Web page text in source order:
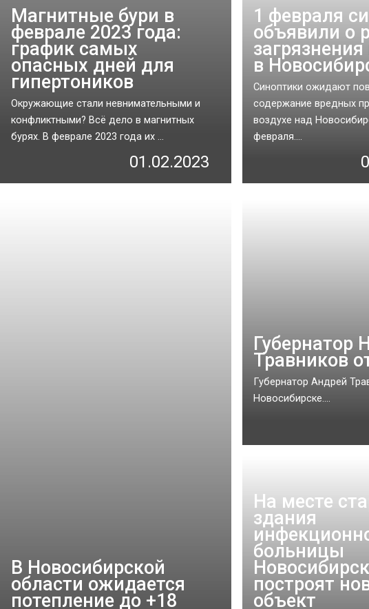
Магнитные бури в
феврале 2023 года:
график самых
опасных дней для
гипертоников
Окружающие стали невнимательными и
конфликтными? Всё дело в магнитных
бурях. В феврале 2023 года их ...
01.02.2023
1 февраля
объявили о
загрязнения
в
Синоптики ожидают
содержание вредных
воздухе над
февраля....
В Новосибирской
области ожидается
потепление до +18
Губернатор
Травников
Губернатор Андрей
Новосибирске....
На месте
здания
больницы
построят
объект